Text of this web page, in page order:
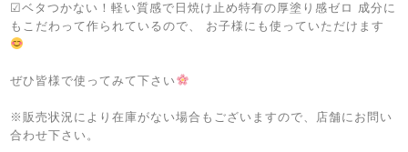
☑︎ベタつかない！軽い質感で日焼け止め特有の厚塗り感ゼロ 成分に
もこだわって作られているので、
お子様にも使っていただけます
ぜひ皆様で使ってみて下さい
※販売状況により在庫がない場合もございますので、店舗にお問い
合わせ下さい。